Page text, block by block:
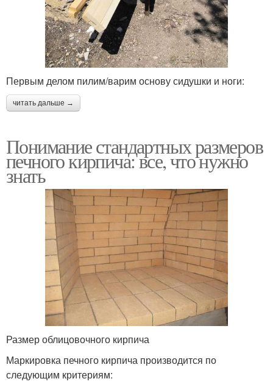
Первым делом пилим/варим основу сидушки и ноги:
читать дальше →
Понимание стандартных размеров
печного кирпича: все, что нужно
знать
Размер облицовочного кирпича
Маркировка печного кирпича производится по
следующим критериям: